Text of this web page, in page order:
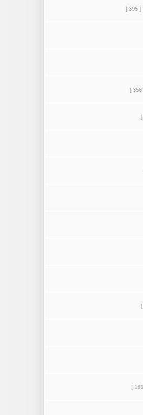
[ 395 ]